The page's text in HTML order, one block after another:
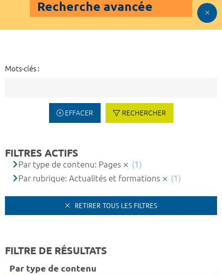
Recherche avancée
Mots-clés :
EFFACER RECHERCHER
FILTRES ACTIFS
Par type de contenu: Pages
(1)
Par rubrique: Actualités et formations
(1)
RETIRER TOUS LES FILTRES
FILTRE DE RÉSULTATS
Par type de contenu